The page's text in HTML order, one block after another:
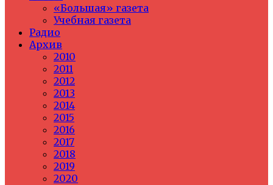
«Большая» газета
Учебная газета
Радио
Архив
2010
2011
2012
2013
2014
2015
2016
2017
2018
2019
2020